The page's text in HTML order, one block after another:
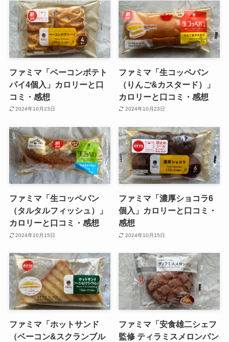
ファミマ「ベーコンポテト
パイ4個入」カロリーと口
コミ・感想
2024年10月23日
ファミマ「生コッペパン
（りんご&カスタード）」
カロリーと口コミ・感想
2024年10月23日
ファミマ「生コッペパン
（タルタルフィッシュ）」
カロリーと口コミ・感想
2024年10月15日
ファミマ「濃厚ショコラ6
個入」カロリーと口コミ・
感想
2024年10月15日
ファミマ「ホットサンド
（ベーコン&スクランブル
ファミマ「安食雄二シェフ
監修 ティラミスメロンパン